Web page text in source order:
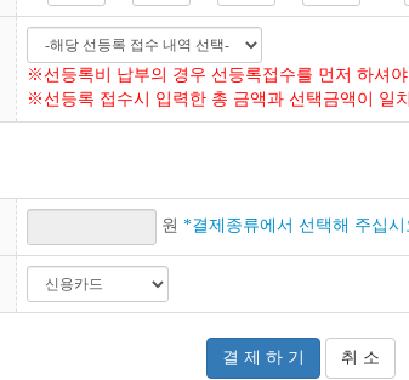
※선등록비 납부의 경우 선등록접수를 먼저 하셔
※선등록 접수시 입력한 총 금액과 선택금액이 일
원 *결제종류에서 선택해 주십시